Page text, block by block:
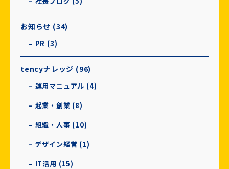
お知らせ (34)
– PR (3)
tencyナレッジ (96)
– 運用マニュアル (4)
– 起業・創業 (8)
– 組織・人事 (10)
– デザイン経営 (1)
– IT活用 (15)